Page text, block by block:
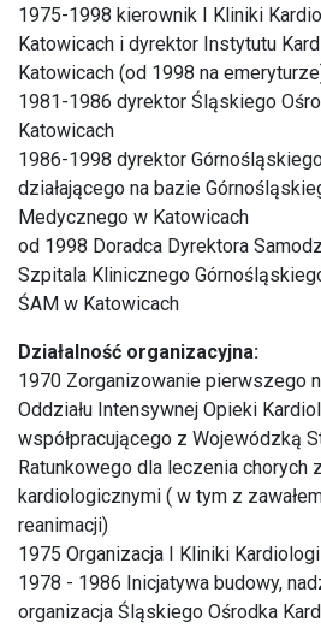
1975-1998 kierownik I Kliniki
Katowicach i dyrektor Instytutu
Katowicach (od 1998 na
1981-1986 dyrektor Śląskiego
Katowicach
1986-1998 dyrektor
działającego na bazie
Medycznego w Katowicach
od 1998 Doradca Dyrektora
Szpitala Klinicznego
ŚAM w Katowicach
Działalność organizacyjna:
1970 Zorganizowanie pierwszego
Oddziału Intensywnej Opieki
współpracującego z Wojewódzką
Ratunkowego dla leczenia chorych
kardiologicznymi ( w tym z
reanimacji)
1975 Organizacja I Kliniki
1978 - 1986 Inicjatywa budowy,
organizacja Śląskiego Ośrodka